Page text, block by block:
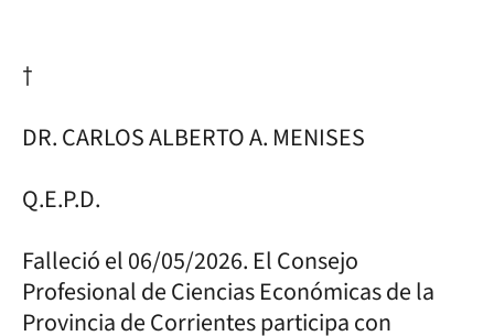
†
DR. CARLOS ALBERTO A. MENISES
Q.E.P.D.
Falleció el 06/05/2026. El Consejo
Profesional de Ciencias Económicas de la
Provincia de Corrientes participa con